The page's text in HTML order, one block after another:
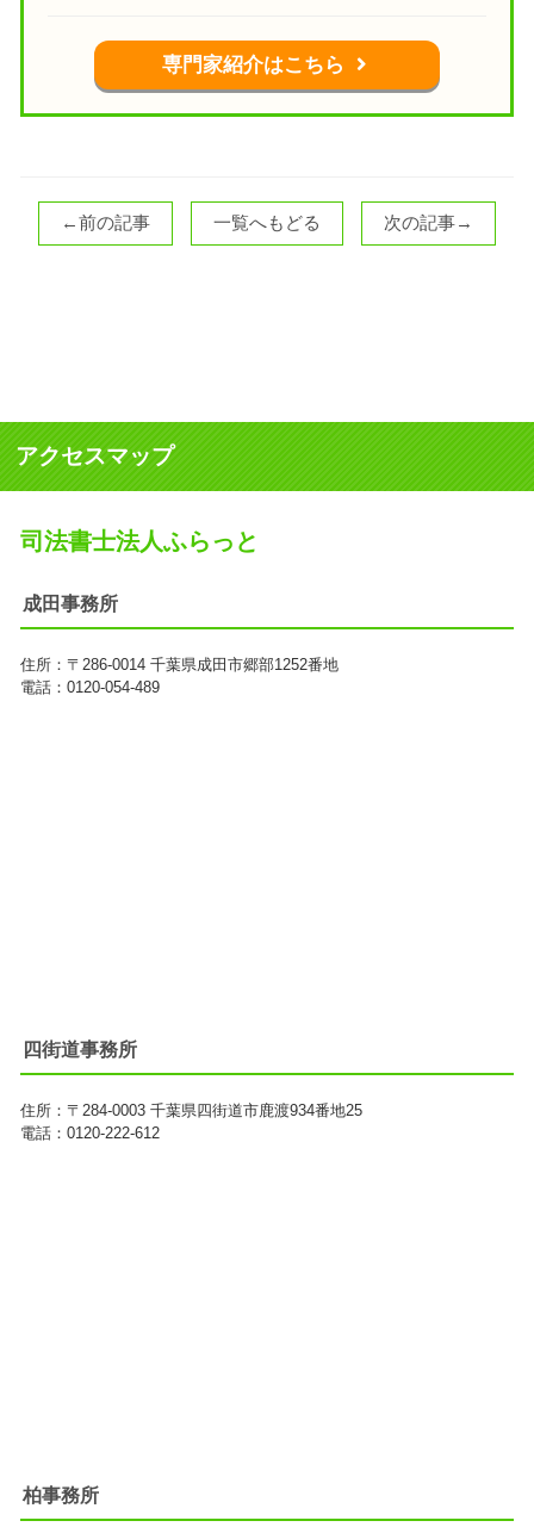
専門家紹介はこちら
←前の記事 一覧へもどる 次の記事→
アクセスマップ
司法書士法人ふらっと
成田事務所
住所： 〒286-0014 千葉県成田市郷部1252番地
電話：0120-054-489
四街道事務所
住所： 〒284-0003 千葉県四街道市鹿渡934番地25
電話：0120-222-612
柏事務所